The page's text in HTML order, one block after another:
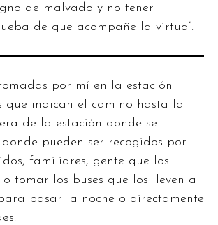
de malvado y no tener
de que acompañe la virtud”.
por mí en la estación
que indican el camino hasta la
de la estación donde se
pueden ser recogidos por
familiares, gente que los
tomar los buses que los lleven a
pasar la noche o directamente